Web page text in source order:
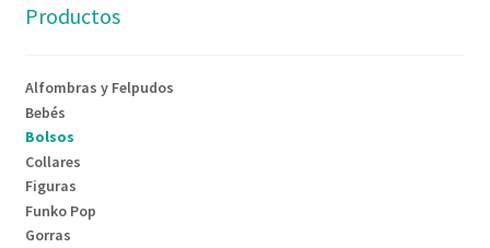
Productos
Alfombras y Felpudos
Bebés
Bolsos
Collares
Figuras
Funko Pop
Gorras